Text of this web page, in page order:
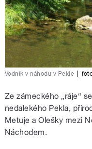
Vodník v náhodu v Pekle
Ze zámeckého „ráje“
nedalekého Pekla,
Metuje a Olešky mezi
Náchodem.